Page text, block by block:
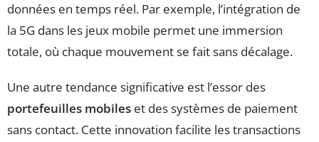
données en temps réel. Par exemple, l’intégration de
la 5G dans les jeux mobile permet une immersion
totale, où chaque mouvement se fait sans décalage.
Une autre tendance significative est l’essor des
portefeuilles mobiles et des systèmes de paiement
sans contact. Cette innovation facilite les transactions